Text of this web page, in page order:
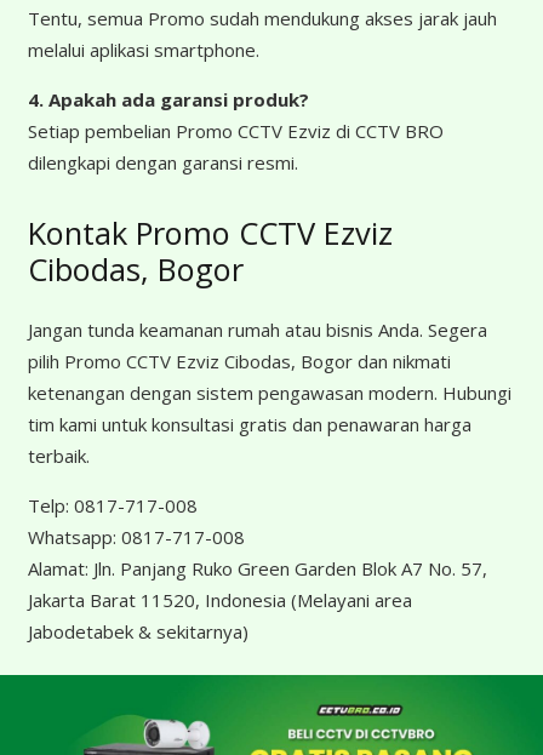
Tentu, semua Promo sudah mendukung akses jarak jauh
melalui aplikasi smartphone.
4. Apakah ada garansi produk?
Setiap pembelian Promo CCTV Ezviz di CCTV BRO
dilengkapi dengan garansi resmi.
Kontak Promo CCTV Ezviz
Cibodas, Bogor
Jangan tunda keamanan rumah atau bisnis Anda. Segera
pilih Promo CCTV Ezviz Cibodas, Bogor dan nikmati
ketenangan dengan sistem pengawasan modern. Hubungi
tim kami untuk konsultasi gratis dan penawaran harga
terbaik.
Telp: 0817-717-008
Whatsapp: 0817-717-008
Alamat: Jln. Panjang Ruko Green Garden Blok A7 No. 57,
Jakarta Barat 11520, Indonesia (Melayani area
Jabodetabek & sekitarnya)